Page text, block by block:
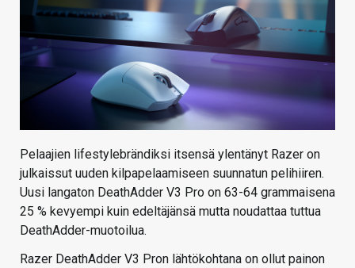
HAKU
Pelaajien lifestylebrändiksi itsensä ylentänyt Razer on
julkaissut uuden kilpapelaamiseen suunnatun pelihiiren.
Uusi langaton DeathAdder V3 Pro on 63-64 grammaisena
25 % kevyempi kuin edeltäjänsä mutta noudattaa tuttua
DeathAdder-muotoilua.
Razer DeathAdder V3 Pron lähtökohtana on ollut painon